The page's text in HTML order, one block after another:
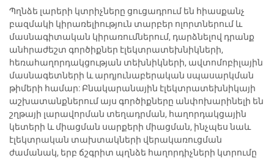
Պղնձե լարերի կտրիչները ցուցադրում են հիասքանչ
բազմակի կիրառելիություն տարբեր ոլորտներում և
մասնագիտական կիրառումներում, դարձնելով դրանք
անհրաժեշտ գործիքներ էլեկտրատեխնիկների,
հեռահաղորդակցության տեխնիկների, ավտոմոբիլային
մասնագետների և արդյունաբերական սպասարկման
թիմերի համար: Բնակարանային էլեկտրատեխնիկայի
աշխատանքներում այս գործիքները անփոխարինելի են
շղթայի լարավորման տեղադրման, հաղորդակցային
կետերի և միացման սարքերի միացման, ինչպես նաև
էլեկտրական տախտակների վերակառուցման
ժամանակ, երբ ճշգրիտ պղնձե հաղորդիչների կտրումը